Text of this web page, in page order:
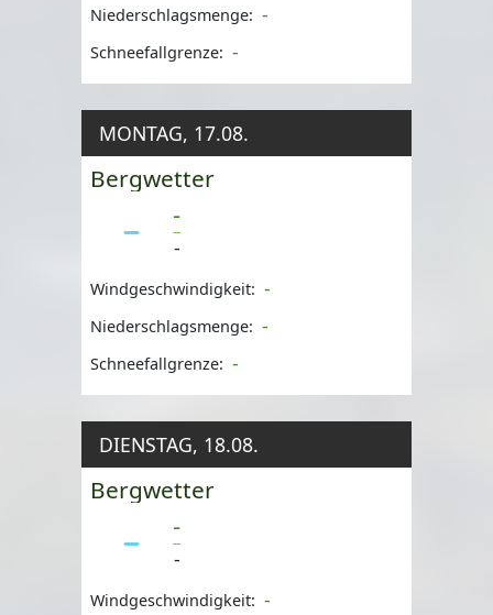
Niederschlagsmenge: -
Schneefallgrenze: -
MONTAG, 17.08.
Bergwetter
-
-
Windgeschwindigkeit: -
Niederschlagsmenge: -
Schneefallgrenze: -
DIENSTAG, 18.08.
Bergwetter
-
-
Windgeschwindigkeit: -